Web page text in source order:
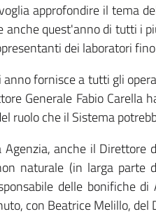
approfondire il tema
anche quest'anno di tutti i
dei laboratori
anno fornisce a tutti gli
Generale Fabio
ruolo che il Sistema
anche il
naturale (in larga parte
delle bonifiche
con Beatrice Melillo,